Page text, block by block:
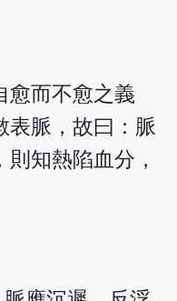
愈而不愈之義
表脈，故曰：脈
知熱陷血分，